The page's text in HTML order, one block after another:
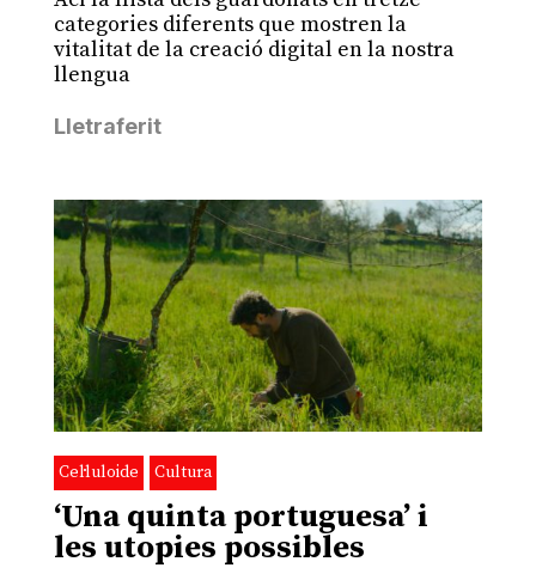
categories diferents que mostren la
vitalitat de la creació digital en la nostra
llengua
Lletraferit
Cel·luloide Cultura
‘Una quinta portuguesa’ i
les utopies possibles